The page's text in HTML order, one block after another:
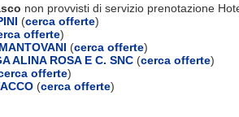
non provvisti di servizio prenotazione
(cerca offerte)
offerte)
(cerca offerte)
ALINA ROSA E C. SNC (cerca offerte)
offerte)
(cerca offerte)